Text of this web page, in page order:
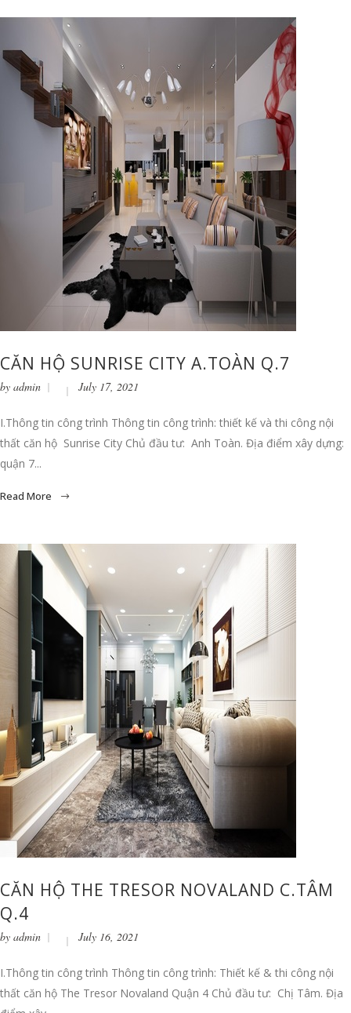
CĂN HỘ SUNRISE CITY A.TOÀN Q.7
by admin July 17, 2021
I.Thông tin công trình Thông tin công trình: thiết kế và thi công nội
thất căn hộ Sunrise City Chủ đầu tư: Anh Toàn. Địa điểm xây dựng:
quận 7...
Read More
CĂN HỘ THE TRESOR NOVALAND C.TÂM
Q.4
by admin July 16, 2021
I.Thông tin công trình Thông tin công trình: Thiết kế & thi công nội
thất căn hộ The Tresor Novaland Quận 4 Chủ đầu tư: Chị Tâm. Địa